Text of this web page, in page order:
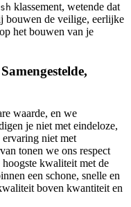
klassement, wetende dat
bouwen de veilige, eerlijke
het bouwen van je
waarde, en we
je niet met eindeloze,
niet met
tonen we ons respect
kwaliteit met de
een schone, snelle en
boven kwantiteit en